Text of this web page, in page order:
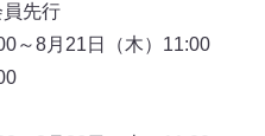
先行
～8月21日（木）11:00